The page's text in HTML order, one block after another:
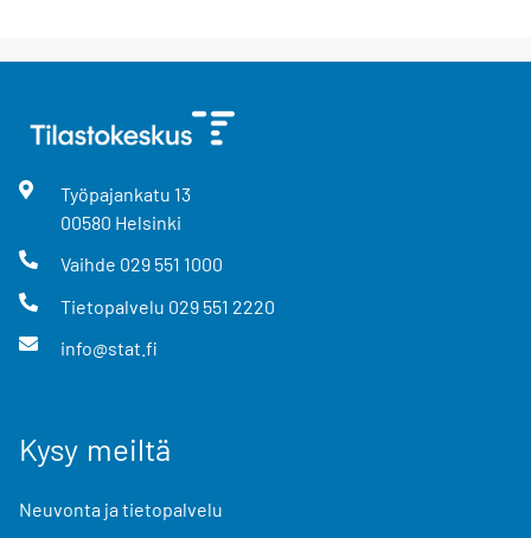
Työpajankatu 13
00580 Helsinki
Vaihde 029 551 1000
Tietopalvelu 029 551 2220
info@stat.fi
Kysy meiltä
Neuvonta ja tietopalvelu